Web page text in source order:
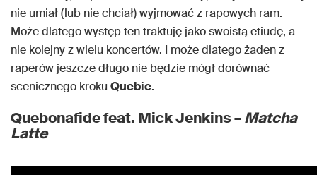
nie umiał (lub nie chciał) wyjmować z rapowych ram.
Może dlatego występ ten traktuję jako swoistą etiudę, a
nie kolejny z wielu koncertów. I może dlatego żaden z
raperów jeszcze długo nie będzie mógł dorównać
scenicznego kroku Quebie.
Quebonafide feat. Mick Jenkins –Matcha
Latte